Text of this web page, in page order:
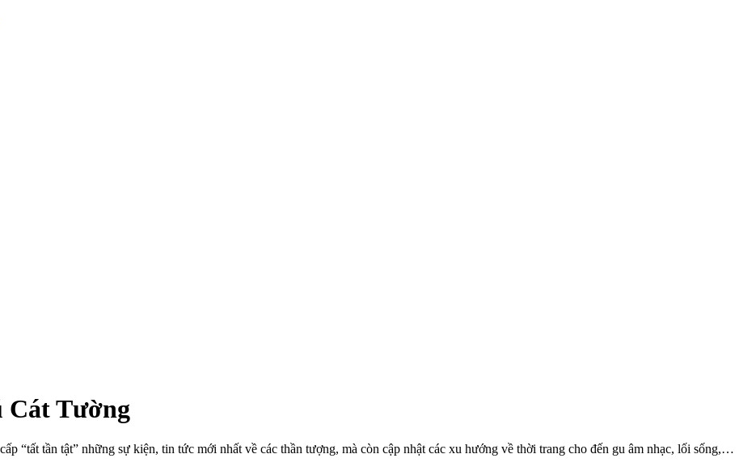
Cát Tường
“tất tần tật” những sự kiện, tin tức mới nhất về các thần tượng, mà còn cập nhật các xu hướng về thời trang cho đến gu âm nhạc, lối sống,…